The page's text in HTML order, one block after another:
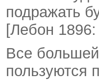
подражать
[Лебон 1896:
Все
пользуются